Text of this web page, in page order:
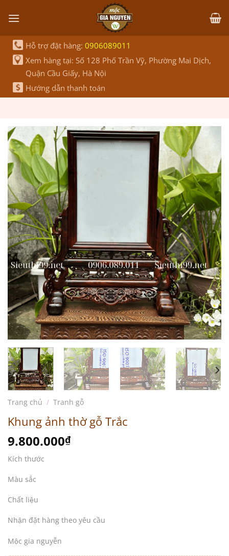
qua
dung
Hỗ trợ đặt hàng: 0906089011
Xem hàng tại: Số 128 Phố Trần Vỹ, Phường Mai Dịch,
Quận Cầu Giấy, Hà Nội
Hướng dẫn thanh toán
Trang chủ / Tranh gỗ
Khung ảnh thờ gỗ Trắc
9.800.000₫
Kích thước
Màu sắc
Chất liệu
Nhận đặt hàng theo yêu cầu
Mộc gia nguyễn